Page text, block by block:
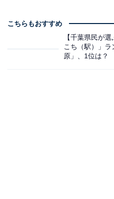
こちらもおすすめ
【千葉県民が
こち（駅）」
原」、1位は？